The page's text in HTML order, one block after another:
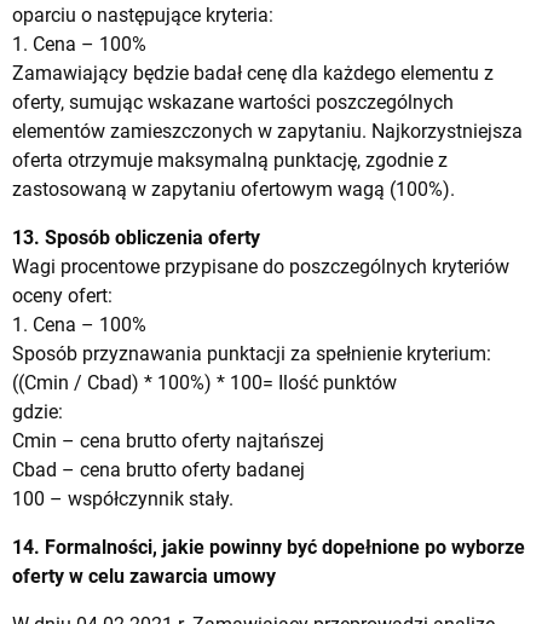
oparciu o następujące kryteria:
1. Cena – 100%
Zamawiający będzie badał cenę dla każdego elementu z
oferty, sumując wskazane wartości poszczególnych
elementów zamieszczonych w zapytaniu. Najkorzystniejsza
oferta otrzymuje maksymalną punktację, zgodnie z
zastosowaną w zapytaniu ofertowym wagą (100%).
13. Sposób obliczenia oferty
Wagi procentowe przypisane do poszczególnych kryteriów
oceny ofert:
1. Cena – 100%
Sposób przyznawania punktacji za spełnienie kryterium:
((Cmin / Cbad) * 100%) * 100= Ilość punktów
gdzie:
Cmin – cena brutto oferty najtańszej
Cbad – cena brutto oferty badanej
100 – współczynnik stały.
14. Formalności, jakie powinny być dopełnione po wyborze
oferty w celu zawarcia umowy